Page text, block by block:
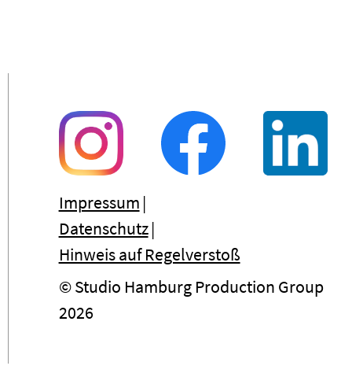
Impressum
Datenschutz
Hinweis auf Regelverstoß
© Studio Hamburg Production Group
2026